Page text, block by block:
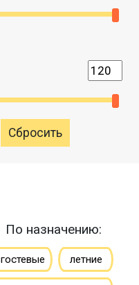
Сбросить
По назначению:
гостевые летние